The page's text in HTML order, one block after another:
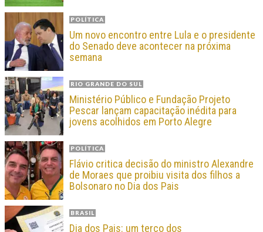
POLÍTICA
Um novo encontro entre Lula e o presidente
do Senado deve acontecer na próxima
semana
RIO GRANDE DO SUL
Ministério Público e Fundação Projeto
Pescar lançam capacitação inédita para
jovens acolhidos em Porto Alegre
POLÍTICA
Flávio critica decisão do ministro Alexandre
de Moraes que proibiu visita dos filhos a
Bolsonaro no Dia dos Pais
BRASIL
Dia dos Pais: um terço dos